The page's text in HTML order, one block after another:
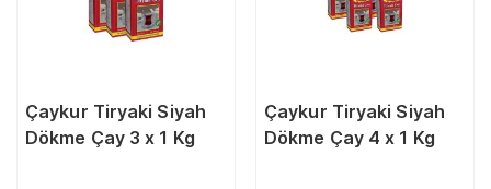
Çaykur Tiryaki Siyah
Dökme Çay 3 x 1 Kg
Çaykur Tiryaki Siyah
Dökme Çay 4 x 1 Kg